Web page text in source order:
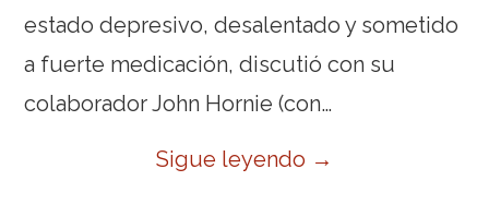
estado depresivo, desalentado y sometido
a fuerte medicación, discutió con su
colaborador John Hornie (con…
Sigue leyendo →